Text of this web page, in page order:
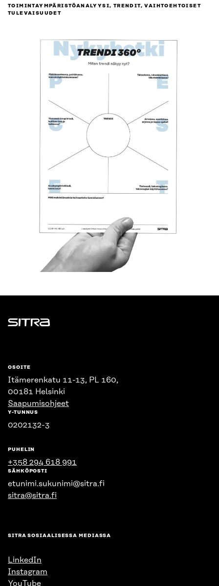
TOIMINTAYMPÄRISTÖ­ANALYYSI, TRENDIT, VAIHTOEHTOISET
TULEVAISUUDET
Sitra
OSOITE
Itämerenkatu 11-13, PL 160,
00181 Helsinki
Saapumisohjeet
Y-TUNNUS
0202132-3
PUHELIN
+358 294 618 991
SÄHKÖPOSTI
etunimi.sukunimi@sitra.fi
sitra@sitra.fi
SITRA SOSIAALISESSA MEDIASSA
LinkedIn
Instagram
YouTube